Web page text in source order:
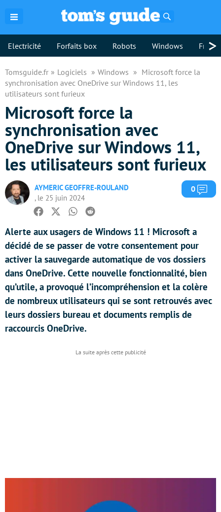
Electricité Forfaits box Robots Windows >
Tomsguide.fr Logiciels Windows
Microsoft force la
synchronisation avec OneDrive sur Windows 11, les
utilisateurs sont furieux
Microsoft force la
synchronisation avec
OneDrive sur Windows 11,
les utilisateurs sont furieux
AYMERIC GEOFFRE-ROULAND
, le 25 juin 2024
0
Facebook
TwitterWhatsapp
Reddit
Alerte aux usagers de Windows 11 ! Microsoft a
décidé de se passer de votre consentement pour
activer la sauvegarde automatique de vos dossiers
dans OneDrive. Cette nouvelle fonctionnalité, bien
qu’utile, a provoqué l’incompréhension et la colère
de nombreux utilisateurs qui se sont retrouvés avec
leurs dossiers bureau et documents remplis de
raccourcis OneDrive.